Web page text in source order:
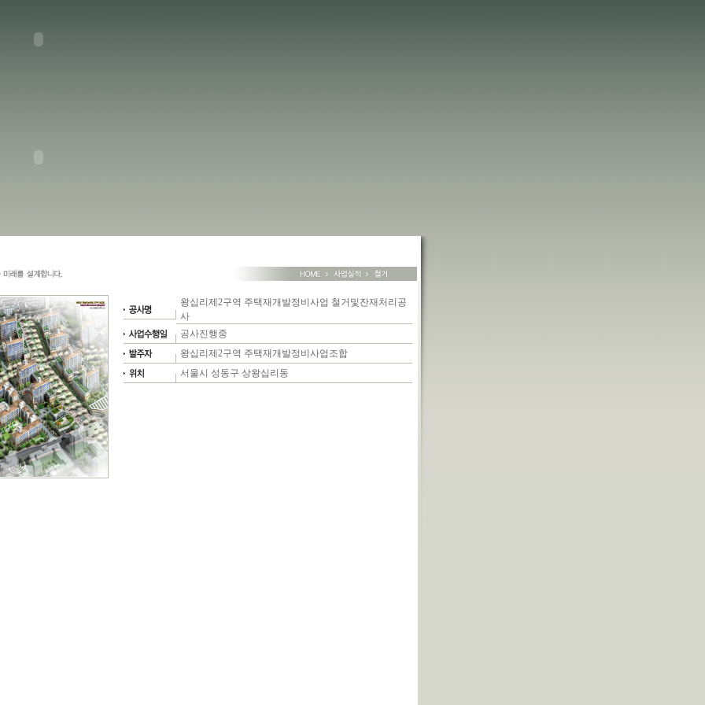
왕십리제2구역 주택재개발정비사업 철거및잔재처리공
사
공사진행중
왕십리제2구역 주택재개발정비사업조합
서울시 성동구 상왕십리동